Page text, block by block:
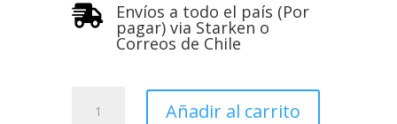
 Envíos a todo el país (Por
pagar) via Starken o
Correos de Chile
Añadir al carrito